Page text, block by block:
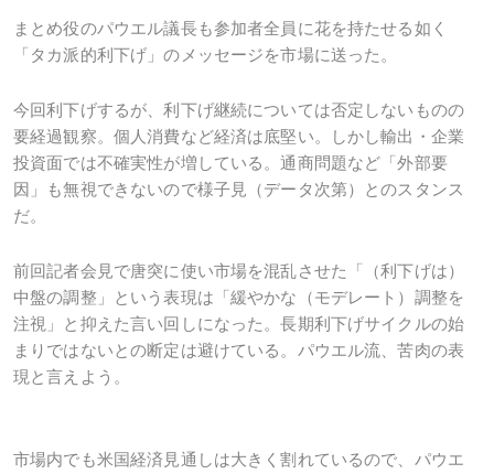
まとめ役のパウエル議長も参加者全員に花を持たせる如く
「タカ派的利下げ」のメッセージを市場に送った。
今回利下げするが、利下げ継続については否定しないものの
要経過観察。個人消費など経済は底堅い。しかし輸出・企業
投資面では不確実性が増している。通商問題など「外部要
因」も無視できないので様子見（データ次第）とのスタンス
だ。
前回記者会見で唐突に使い市場を混乱させた「（利下げは）
中盤の調整」という表現は「緩やかな（モデレート）調整を
注視」と抑えた言い回しになった。長期利下げサイクルの始
まりではないとの断定は避けている。パウエル流、苦肉の表
現と言えよう。
市場内でも米国経済見通しは大きく割れているので、パウエ